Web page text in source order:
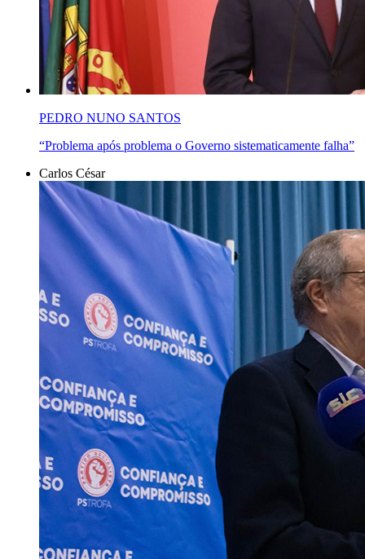
PEDRO NUNO SANTOS
“Problema após problema o Governo sistematicamente falha”
Carlos César